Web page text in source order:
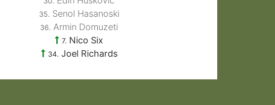
35. Senol Hasanoski
36. Armin Domuzeti
7. Nico Six
34. Joel Richards